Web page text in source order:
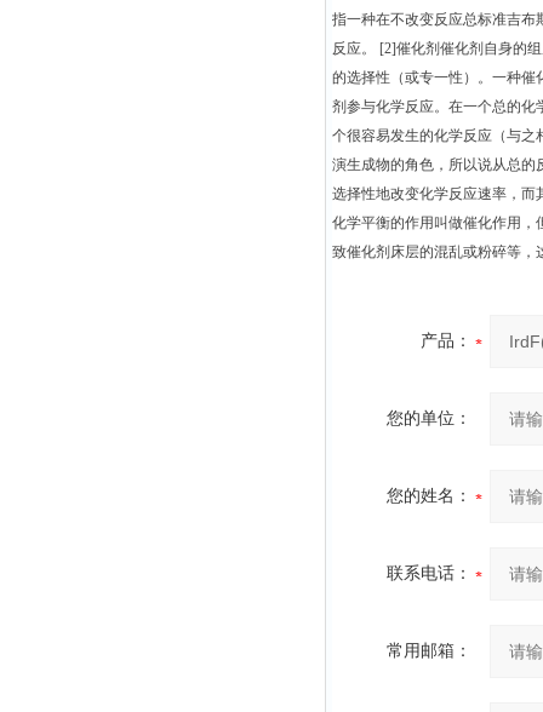
指一种在不改变反应总标准吉
反应。 [2]催化剂催化剂自身的
的选择性（或专一性）。一种催
剂参与化学反应。在一个总的化
个很容易发生的化学反应（与之
演生成物的角色，所以说从总的
选择性地改变化学反应速率，而
化学平衡的作用叫做催化作用，
致催化剂床层的混乱或粉碎等，
产品：
您的单位：
您的姓名：
联系电话：
常用邮箱：